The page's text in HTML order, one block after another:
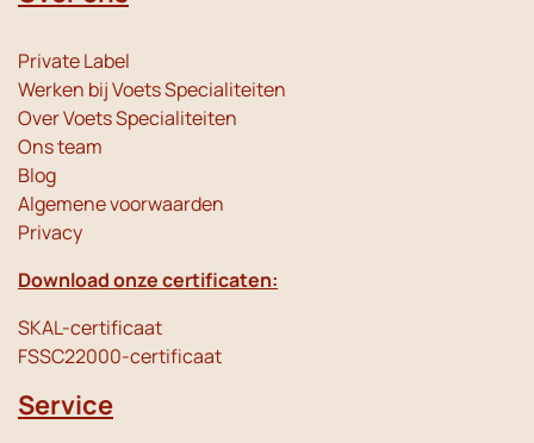
Private Label
Werken bij Voets Specialiteiten
Over Voets Specialiteiten
Ons team
Blog
Algemene voorwaarden
Privacy
Download onze certificaten:
SKAL-certificaat
FSSC22000-certificaat
Service